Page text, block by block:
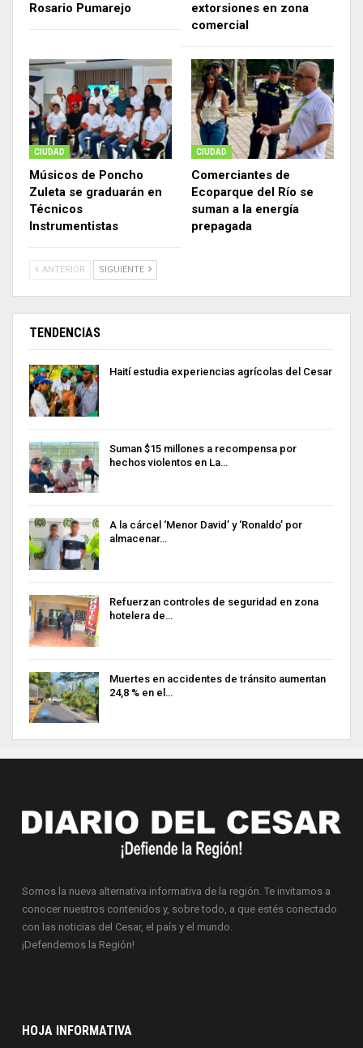
Rosario Pumarejo
extorsiones en zona
comercial
CIUDAD
Músicos de Poncho
Zuleta se graduarán en
Técnicos
Instrumentistas
CIUDAD
Comerciantes de
Ecoparque del Río se
suman a la energía
prepagada
ANTERIOR SIGUIENTE
TENDENCIAS
Haití estudia experiencias agrícolas del Cesar
Suman $15 millones a recompensa por
hechos violentos en La…
A la cárcel ‘Menor David’ y ‘Ronaldo’ por
almacenar…
Refuerzan controles de seguridad en zona
hotelera de…
Muertes en accidentes de tránsito aumentan
24,8 % en el…
Somos la nueva alternativa informativa de la región. Te invitamos a
conocer nuestros contenidos y, sobre todo, a que estés conectado
con las noticias del Cesar, el país y el mundo.
¡Defendemos la Región!
HOJA INFORMATIVA